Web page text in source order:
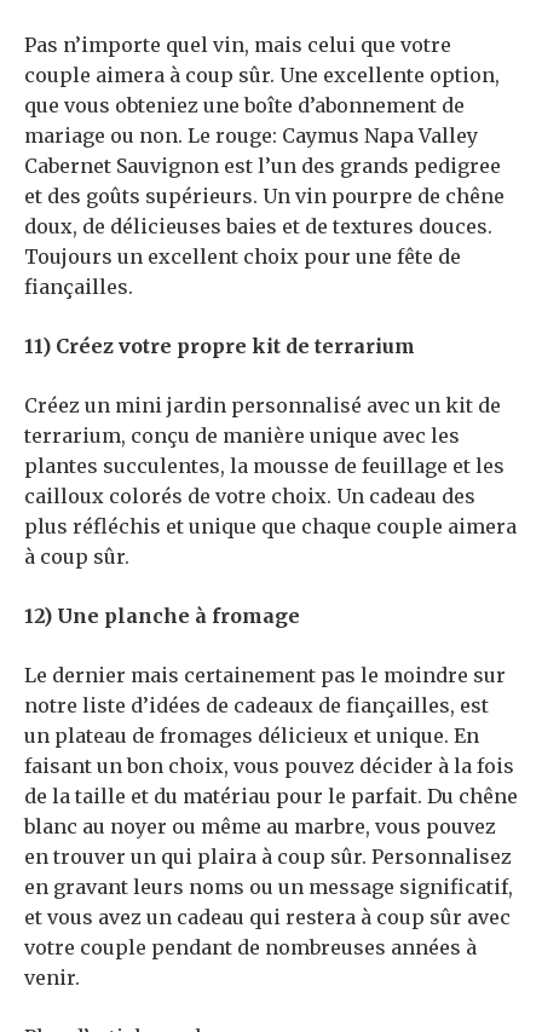
Pas n’importe quel vin, mais celui que votre
couple aimera à coup sûr. Une excellente option,
que vous obteniez une boîte d’abonnement de
mariage ou non. Le rouge: Caymus Napa Valley
Cabernet Sauvignon est l’un des grands pedigree
et des goûts supérieurs. Un vin pourpre de chêne
doux, de délicieuses baies et de textures douces.
Toujours un excellent choix pour une fête de
fiançailles.
11) Créez votre propre kit de terrarium
Créez un mini jardin personnalisé avec un kit de
terrarium, conçu de manière unique avec les
plantes succulentes, la mousse de feuillage et les
cailloux colorés de votre choix. Un cadeau des
plus réfléchis et unique que chaque couple aimera
à coup sûr.
12) Une planche à fromage
Le dernier mais certainement pas le moindre sur
notre liste d’idées de cadeaux de fiançailles, est
un plateau de fromages délicieux et unique. En
faisant un bon choix, vous pouvez décider à la fois
de la taille et du matériau pour le parfait. Du chêne
blanc au noyer ou même au marbre, vous pouvez
en trouver un qui plaira à coup sûr. Personnalisez
en gravant leurs noms ou un message significatif,
et vous avez un cadeau qui restera à coup sûr avec
votre couple pendant de nombreuses années à
venir.